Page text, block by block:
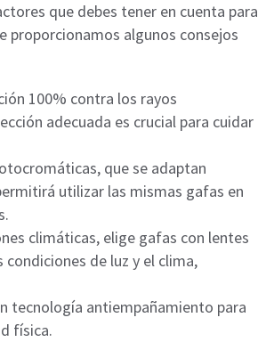
que debes tener en cuenta para
proporcionamos algunos consejos
100% contra los rayos
adecuada es crucial para cuidar
que se adaptan
utilizar las mismas gafas en
climáticas, elige gafas con lentes
de luz y el clima,
tecnología antiempañamiento para
física.